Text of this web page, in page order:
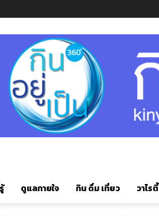
ดูแลกายใจ กิน ดื่ม เที่ยว วาไรตี้